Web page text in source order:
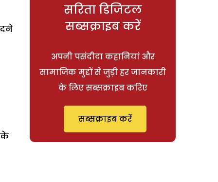
सरिता डिजिटल
सब्सक्राइब करें
अपनी पसंदीदा कहानियां और
सामाजिक मुद्दों से जुड़ी हर जानकारी
के लिए सब्सक्राइब करिए
सब्सक्राइब करें